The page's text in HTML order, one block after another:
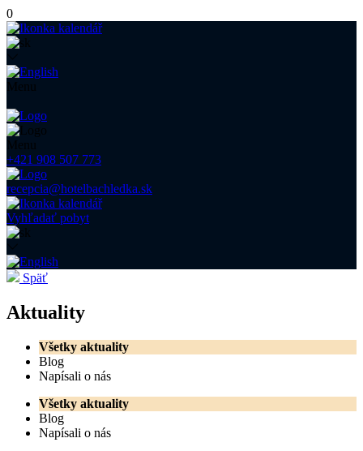
0
Menu
Menu
+421 908 507 773
recepcia@hotelbachledka.sk
Vyhľadať pobyt
Späť
Aktuality
Všetky aktuality
Blog
Napísali o nás
Všetky aktuality
Blog
Napísali o nás